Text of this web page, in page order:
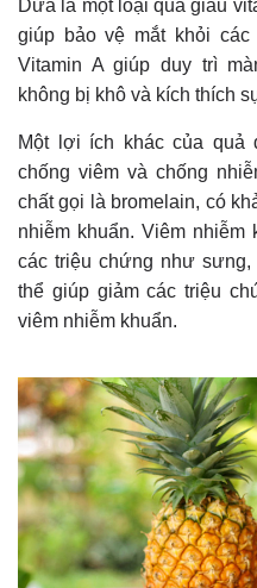
Dứa là một loại quả giàu
giúp bảo vệ mắt khỏi
Vitamin A giúp duy trì
không bị khô và kích thích
Một lợi ích khác của quả
chống viêm và chống
chất gọi là bromelain, có
nhiễm khuẩn. Viêm nhiễm
các triệu chứng như
thể giúp giảm các triệu
viêm nhiễm khuẩn.